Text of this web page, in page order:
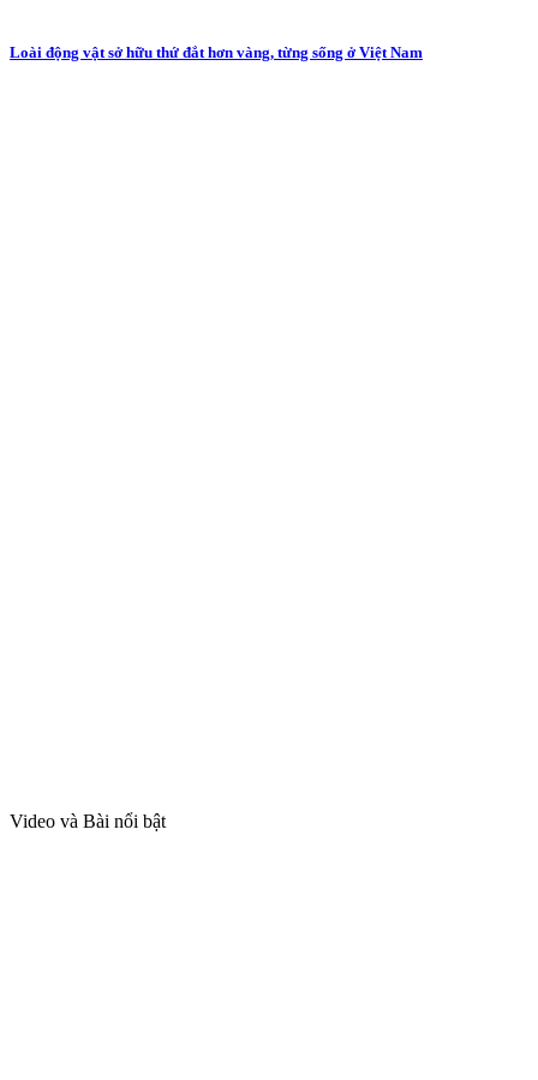
Loài động vật sở hữu thứ đắt hơn vàng, từng sống ở Việt Nam
Video và Bài nổi bật